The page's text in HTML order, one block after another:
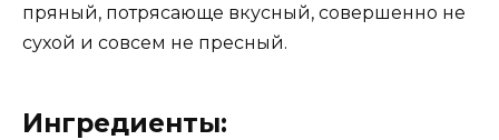
пряный, потрясающе вкусный, совершенно не
сухой и совсем не пресный.
Ингредиенты: